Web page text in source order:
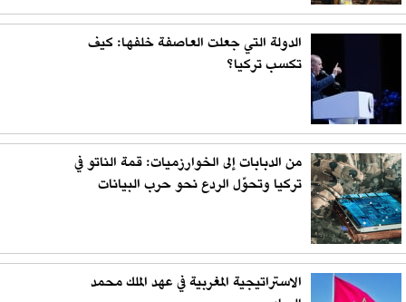
الدولة التي جعلت العاصفة خلفها: كيف
تكسب تركيا؟
من الدبابات إلى الخوارزميات: قمة الناتو في
تركيا وتحوّل الردع نحو حرب البيانات
الاستراتيجية المغربية في عهد الملك محمد